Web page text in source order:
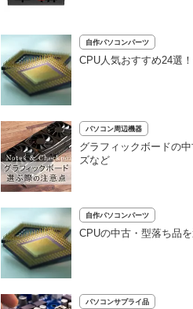
自作パソコンパーツ
CPU人気おすすめ24選
パソコン周辺機器
グラフィックボードの
ズなど
自作パソコンパーツ
CPUの中古・型落ち品
パソコンサプライ品